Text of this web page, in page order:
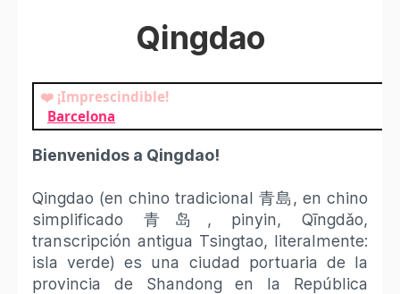
Qingdao
❤️ ¡Imprescindible!
Barcelona
Bienvenidos a Qingdao!
Qingdao (en chino tradicional 青島, en chino
simplificado 青岛, pinyin, Qīngdǎo,
transcripción antigua Tsingtao, literalmente:
isla verde) es una ciudad portuaria de la
provincia de Shandong en la República